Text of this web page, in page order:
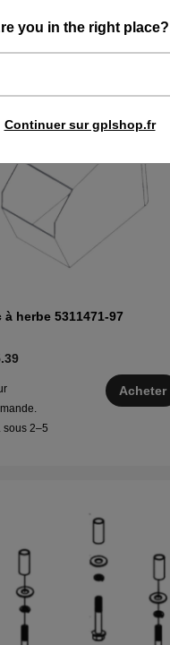
you in the right place?
Continuer sur gplshop.fr
à herbe 5311471-97
sous 2–5
Acheter